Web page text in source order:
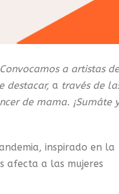
a artistas de
destacar, a través de
de mama. ¡Sumáte y
inspirado en la
afecta a las mujeres